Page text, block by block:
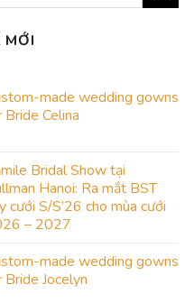
MỚI
made wedding gowns
Bride Celina
Bridal Show tại
Hanoi: Ra mắt BST
cưới S/S’26 cho mùa cưới
– 2027
made wedding gowns
Bride Jocelyn